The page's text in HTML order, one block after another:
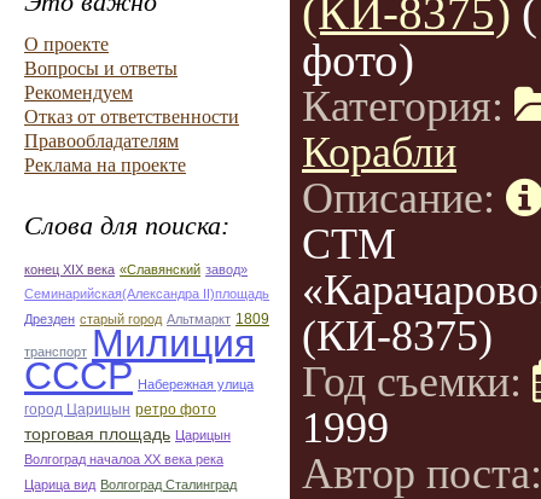
О проекте
Вопросы и ответы
Рекомендуем
Отказ от ответственности
Правообладателям
Реклама на проекте
Слова для поиска:
конец ХІХ века «Славянский завод»
Семинарийская(Александра II)площадь
Дрезден старый город Альтмаркт 1809
транспорт Милиция
СССР Набережная улица
город Царицын ретро фото
торговая площадь Царицын
Волгоград началоа ХХ века река
Царица вид Волгоград Сталинград
(КИ-8375)
фото)
Категория:
Корабли
Описание:
СТМ
(КИ-8375)
Год съемки:
1999
Автор